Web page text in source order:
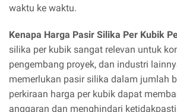
waktu ke waktu.
Kenapa Harga Pasir Silika Per Kubik
silika per kubik sangat relevan untuk
pengembang proyek, dan industri
memerlukan pasir silika dalam jumlah
perkiraan harga per kubik dapat
anggaran dan menghindari